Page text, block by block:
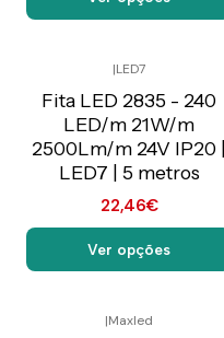
C/IVA
|LED7
Fita LED 2835 - 240
LED/m 21W/m
2500Lm/m 24V IP20 |
LED7 | 5 metros
22,46€
Ver opções
|Maxled